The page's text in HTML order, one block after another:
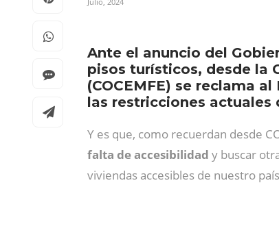
Ante el anuncio del
pisos turísticos, desde la
(COCEMFE) se reclama
las restricciones actuales
Y es que, como recuerdan desde
falta de accesibilidad y buscar
viviendas accesibles de nuestro